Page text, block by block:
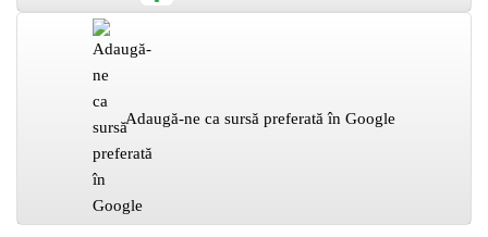
Adaugă-ne ca sursă preferată în Google